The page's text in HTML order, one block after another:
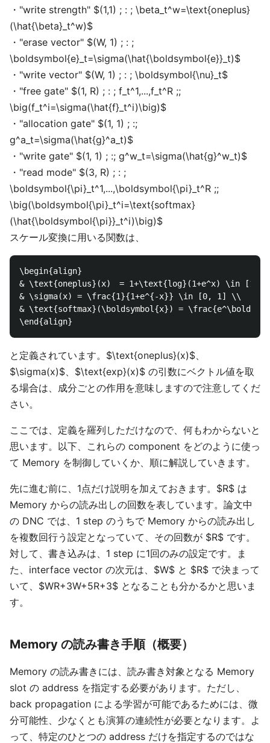
・"write strength" $(1,1) ; : ; \beta_t^w=\text{oneplus}
(\hat{\beta}_t^w)$
・"erase vector" $(W, 1) ; : ;
\boldsymbol{e}_t=\sigma(\hat{\boldsymbol{e}}_t)$
・"write vector" $(W, 1) ; : ; \boldsymbol{\nu}_t$
・"free gate" $(1, R) ; : ; f_t^1,...,f_t^R ;;
\big(f_t^i=\sigma(\hat{f}_t^i)\big)$
・"allocation gate" $(1, 1) ; :;
g^a_t=\sigma(\hat{g}^a_t)$
・"write gate" $(1, 1) ; :; g^w_t=\sigma(\hat{g}^w_t)$
・"read mode" $(3, R) ; : ;
\boldsymbol{\pi}_t^1,...,\boldsymbol{\pi}_t^R ;;
\big(\boldsymbol{\pi}_t^i=\text{softmax}
(\hat{\boldsymbol{\pi}}_t^i)\big)$
スケール変換に用いる関数は、
\begin{align}
& \text{oneplus}(x)　= 1+\text{log}(1+e^x) \in
& \sigma(x) = \frac{1}{1+e^{-x}} \in [0, 1] \\
& \text{softmax}(\boldsymbol{x}) =
と定義されています。$\text{oneplus}(x)$、
$\sigma(x)$、$\text{exp}(x)$ の引数にベクトル値を取
る場合は、成分ごとの作用を意味しますので注意してくだ
さい。
ここでは、定義を羅列しただけなので、何もわからないと
思います。以下、これらの component をどのように使っ
て Memory を制御していくか、順に解説していきます。
先に進む前に、1点だけ説明を加えておきます。$R$ は
Memory からの読み出しの回数を表しています。論文中
の DNC では、1 step のうちで Memory からの読み出し
を複数回行う設定となっていて、その回数が $R$ です。
対して、書き込みは、1 step に1回のみの設定です。ま
た、interface vector の次元は、$W$ と $R$ で決まって
いて、$WR+3W+5R+3$ となることも分かるかと思いま
す。
Memory の読み書き手順（概要）
Memory の読み書きには、読み書き対象となる Memory
slot の address を指定する必要があります。ただし、
back propagation による学習が可能であるためには、微
分可能性、少なくとも演算の連続性が必要となります。よ
って、特定のひとつの address だけを指定するのではな